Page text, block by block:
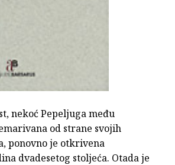
nekoć Pepeljuga među
od strane svojih
ponovno je otkrivena
dvadesetog stoljeća. Otada je